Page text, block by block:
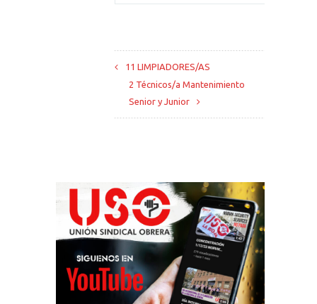
11 LIMPIADORES/AS
2 Técnicos/a Mantenimiento
Senior y Junior